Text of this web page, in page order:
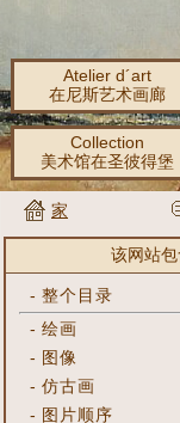
Atelier d´art
在尼斯艺术画廊
Collection
美术馆在圣彼得堡
家
该网站包
-整个目录
-绘画
- 图像
-仿古画
- 图片顺序